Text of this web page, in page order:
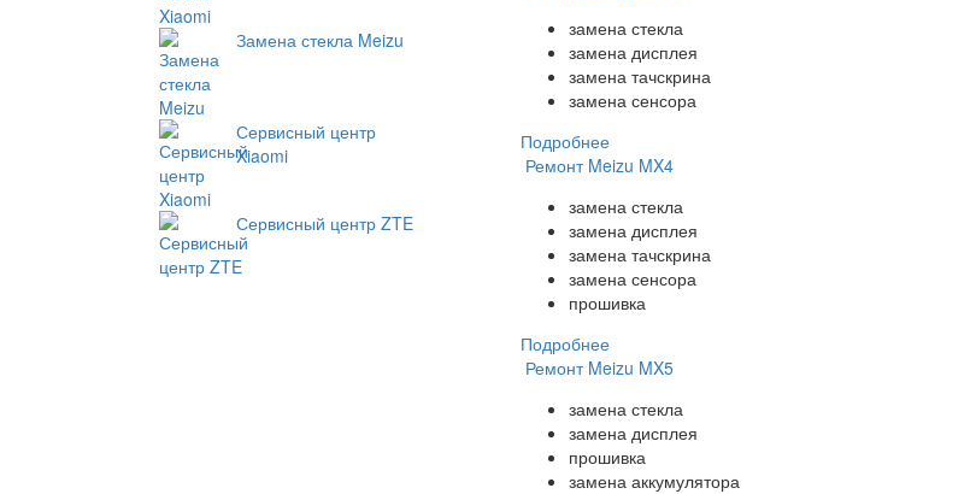
Замена стекла Meizu
Сервисный центр
Xiaomi
Сервисный центр ZTE
замена стекла
замена дисплея
замена тачскрина
замена сенсора
Подробнее
Ремонт Meizu MX4
замена стекла
замена дисплея
замена тачскрина
замена сенсора
прошивка
Подробнее
Ремонт Meizu MX5
замена стекла
замена дисплея
прошивка
замена аккумулятора